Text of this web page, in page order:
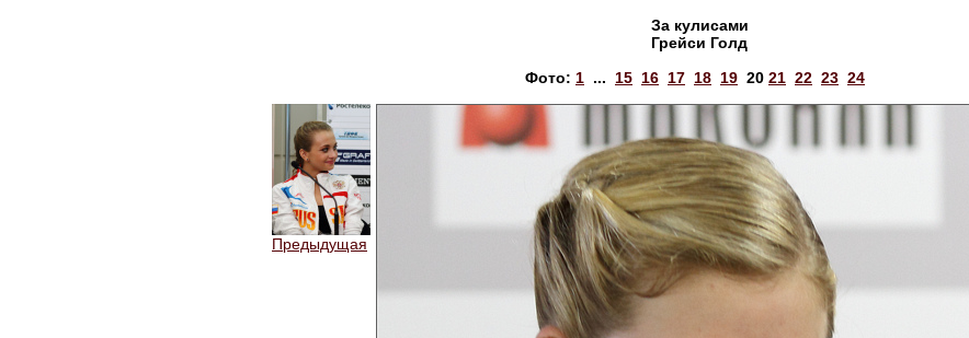
За кулисами
Грейси Голд
Фото: 1 ... 15 16 17 18 19 20 21 22 23 24
Предыдущая